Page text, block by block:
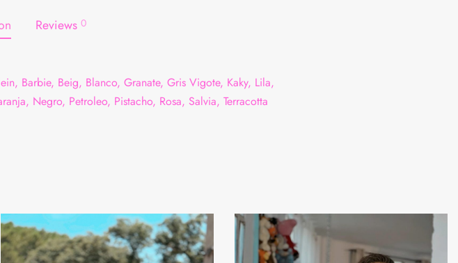
Reviews 0
Barbie, Beig, Blanco, Granate, Gris Vigote, Kaky, Lila,
Negro, Petroleo, Pistacho, Rosa, Salvia, Terracotta